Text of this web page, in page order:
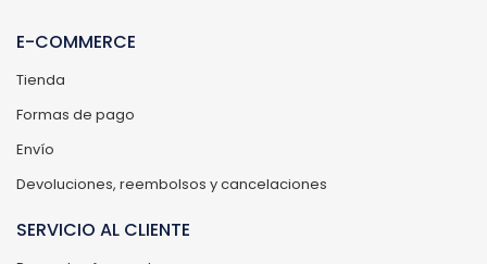
E-COMMERCE
Tienda
Formas de pago
Envío
Devoluciones, reembolsos y cancelaciones
SERVICIO AL CLIENTE